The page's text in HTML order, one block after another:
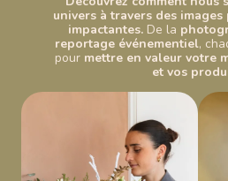
univers à travers des
impactantes. De la
reportage événementiel,
pour mettre en valeur votre
et vos